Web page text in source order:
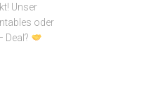
Unser
oder
Deal?